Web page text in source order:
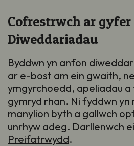
Cofrestrwch ar gyfer
Diweddariadau
Byddwn yn anfon
ar e-bost am ein gwaith,
ymgyrchoedd, apeliadau a
gymryd rhan. Ni fyddwn yn
manylion byth a gallwch
unrhyw adeg. Darllenwch
Preifatrwydd.